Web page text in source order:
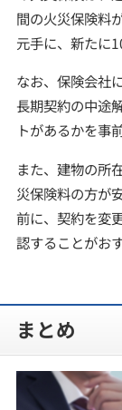
間の火災保険料
元手に、新たに
なお、保険会社
長期契約の中途
トがあるかを事
また、建物の所
災保険料の方が
前に、契約を変
認することがお
まとめ